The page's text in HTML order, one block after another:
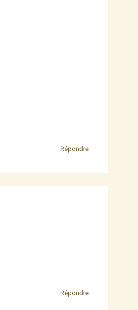
Répondre
Répondre